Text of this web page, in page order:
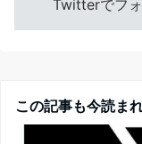
Twitterでフ
この記事も今読ま